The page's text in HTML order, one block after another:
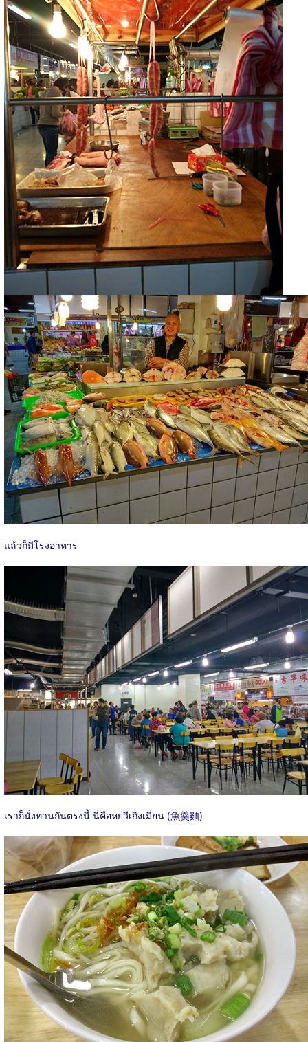
แล้วก็มีโรงอาหาร
เราก็นั่งทานกันตรงนี้ นี่คือหยวีเกิงเมี่ยน (魚羹麵)